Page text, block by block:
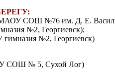
(МАОУ СОШ №76 им. Д. Е.
№2, Георгиевск);
№2, Георгиевск)
СОШ № 5, Сухой Лог)